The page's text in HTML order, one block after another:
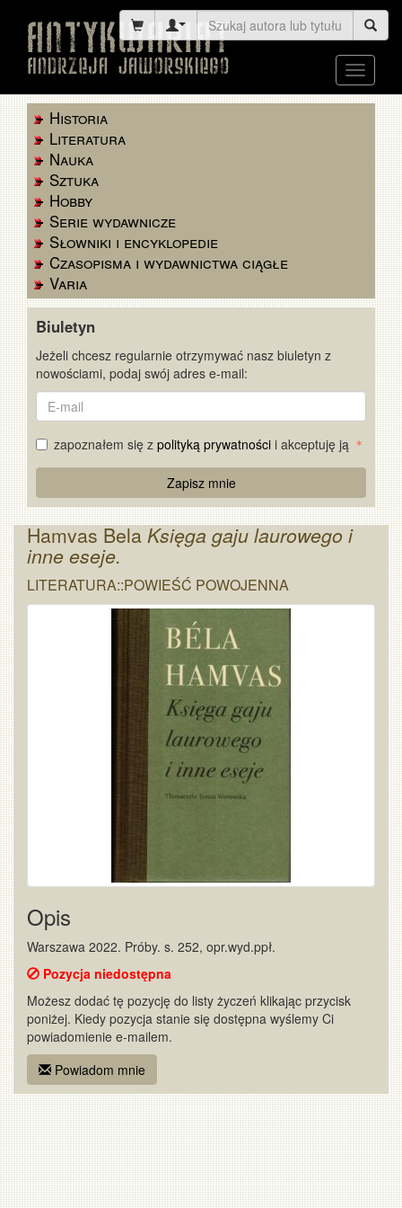
Toggle
Historia
Literatura
Nauka
Sztuka
Hobby
Serie wydawnicze
Słowniki i encyklopedie
Czasopisma i wydawnictwa ciągłe
Varia
Biuletyn
Jeżeli chcesz regularnie otrzymywać nasz biuletyn z
nowościami, podaj swój adres e-mail:
E-
mail
zapoznałem się z polityką prywatności i akceptuję ją
Captcha
Zapisz mnie
Hamvas Bela Księga gaju laurowego i
inne eseje.
LITERATURA::POWIEŚĆ POWOJENNA
Opis
Warszawa 2022. Próby. s. 252, opr.wyd.ppł.
Pozycja niedostępna
Możesz dodać tę pozycję do listy życzeń klikając przycisk
poniżej. Kiedy pozycja stanie się dostępna wyślemy Ci
powiadomienie e-mailem.
Powiadom mnie